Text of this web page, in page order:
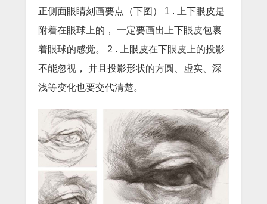
正侧面眼睛刻画要点（下图） 1 . 上下眼皮是
附着在眼球上的， 一定要画出上下眼皮包裹
着眼球的感觉。 2 . 上眼皮在下眼皮上的投影
不能忽视， 并且投影形状的方圆、虚实、深
浅等变化也要交代清楚。